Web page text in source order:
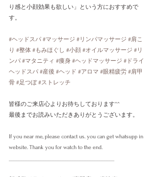
り感と小顔効果も欲しい」という方におすすめで
す。
#ヘッドスパ #マッサージ #リンパマッサージ #肩こ
り #整体 #もみほぐし #小顔 #オイルマッサージ #リ
ンパ #マタニティ #痩身 #ヘッドマッサージ #ドライ
ヘッドスパ #産後 #ヘッド #アロマ #眼精疲労 #肩甲
骨 #足つぼ #ストレッチ
皆様のご来店心よりお待ちしております^^
最後までお読みいただきありがとうございます。
If you near me, please contact us. you can get whatsupp in
website. Thank you for watch to the end.